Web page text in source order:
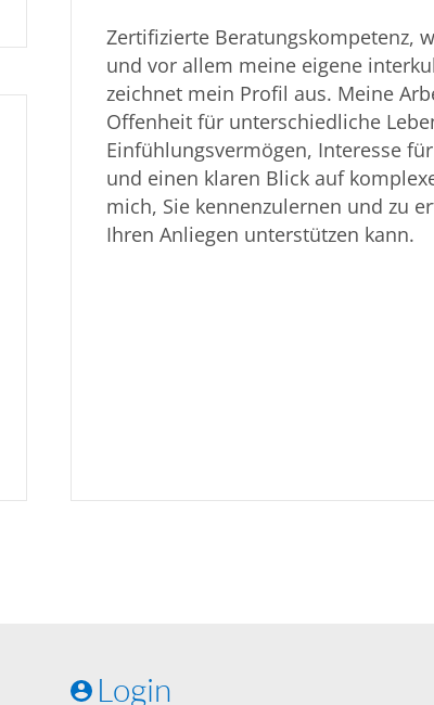
Zertifizierte Beratungskompetenz,
und vor allem meine eigene
zeichnet mein Profil aus. Meine
Offenheit für unterschiedliche
Einfühlungsvermögen, Interesse
und einen klaren Blick auf
mich, Sie kennenzulernen und zu
Ihren Anliegen unterstützen kann.
Login